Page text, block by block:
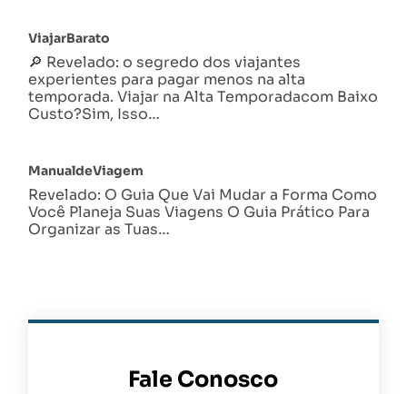
ViajarBarato
🔎 Revelado: o segredo dos viajantes
experientes para pagar menos na alta
temporada. Viajar na Alta Temporadacom Baixo
Custo?Sim, Isso…
ManualdeViagem
Revelado: O Guia Que Vai Mudar a Forma Como
Você Planeja Suas Viagens O Guia Prático Para
Organizar as Tuas…
Fale Conosco